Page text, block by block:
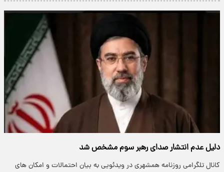
دلیل عدم انتشار صدای رهبر سوم مشخص شد
کانال تلگرامی روزنامه همشهری در ویدئویی به بیان احتمالات و امکان های